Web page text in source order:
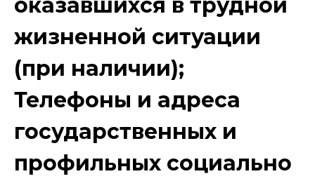
оказавшихся в трудной
жизненной ситуации
(при наличии);
Телефоны и адреса
государственных и
профильных социально